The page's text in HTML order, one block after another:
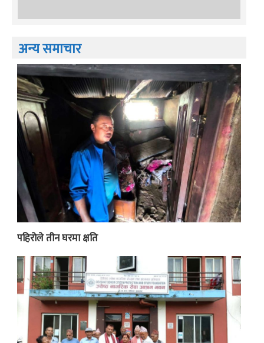
अन्य समाचार
पहिरोले तीन घरमा क्षति